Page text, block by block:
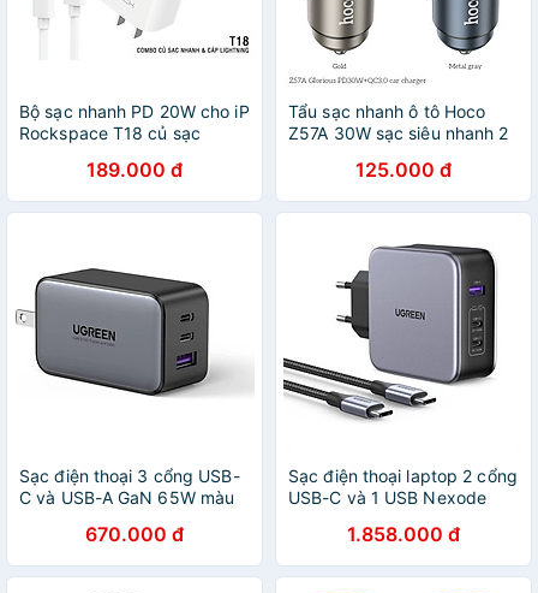
Bộ sạc nhanh PD 20W cho iP
Rockspace T18 củ sạc
chính hãng-Bảo hành 12
tháng
189.000 đ
Tẩu sạc nhanh ô tô Hoco
Z57A 30W sạc siêu nhanh 2
Hàng chính hãng
125.000 đ
Sạc điện thoại 3 cổng USB-
C và USB-A GaN 65W màu
CD244 - Hàng chính hãng
670.000 đ
Sạc điện thoại laptop 2 cổng
USB-C và 1 USB Nexode
đen Ugreen 90549 . - Hàng
chính hãng
1.858.000 đ